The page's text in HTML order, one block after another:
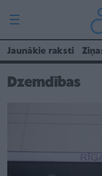
Jaunākie raksti
Dzemdības